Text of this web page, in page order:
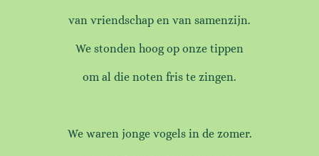
van vriendschap en van samenzijn.
We stonden hoog op onze tippen
om al die noten fris te zingen.
We waren jonge vogels in de zomer.